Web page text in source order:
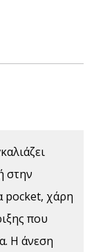
στην
pocket, χάρη
που
Η άνεση